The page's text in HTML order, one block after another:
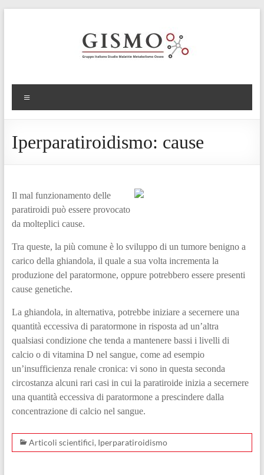
Iperparatiroidismo: cause
Il mal funzionamento delle
paratiroidi può essere provocato
da molteplici cause.
Tra queste, la più comune è lo sviluppo di un tumore benigno a
carico della ghiandola, il quale a sua volta incrementa la
produzione del paratormone, oppure potrebbero essere presenti
cause genetiche.
La ghiandola, in alternativa, potrebbe iniziare a secernere una
quantità eccessiva di paratormone in risposta ad un’altra
qualsiasi condizione che tenda a mantenere bassi i livelli di
calcio o di vitamina D nel sangue, come ad esempio
un’insufficienza renale cronica: vi sono in questa seconda
circostanza alcuni rari casi in cui la paratiroide inizia a secernere
una quantità eccessiva di paratormone a prescindere dalla
concentrazione di calcio nel sangue.
Articoli scientifici, Iperparatiroidismo